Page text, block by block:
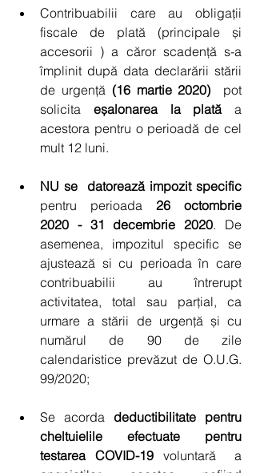
Contribuabilii care au obligații
fiscale de plată (principale și
accesorii ) a căror scadență s-a
împlinit după data declarării stării
de urgență (16 martie 2020)
  pot
solicita eșalonarea la plată a
acestora pentru o perioadă de cel
mult 12 luni.
pentru perioada 26 octombrie
2020 - 31 decembrie 2020. De
asemenea, impozitul specific se
ajustează si cu perioada în care
contribuabilii au întrerupt
activitatea, total sau parțial, ca
urmare a stării de urgență și cu
numărul de 90 de zile
calendaristice prevăzut de O.U.G.
99/2020;
Se acorda deductibilitate pentru
cheltuielile efectuate pentru
testarea COVID-19 voluntară  a